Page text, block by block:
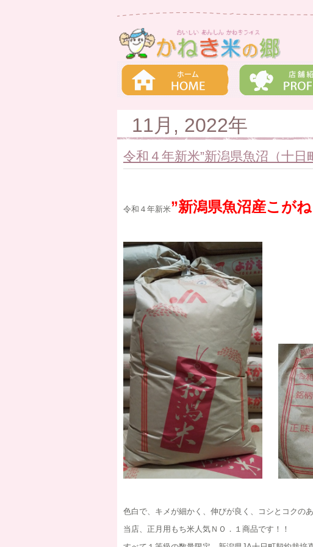
11月, 2022年
令和４年新米”新潟県魚沼（十
令和４年新米”新潟県魚沼産こが
色白で、キメが細かく、伸びが良く、コシとコクの
当店、正月用もち米人気ＮＯ．１商品です！！